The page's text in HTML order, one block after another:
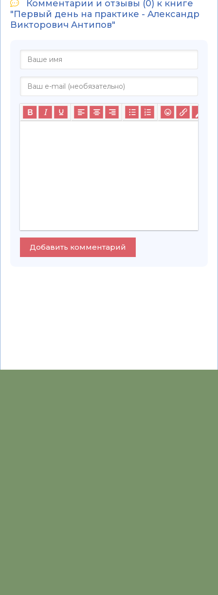
Комментарии и отзывы (0) к книге
"Первый день на практике - Aлександр
Bикторович Aнтипов"
Добавить комментарий